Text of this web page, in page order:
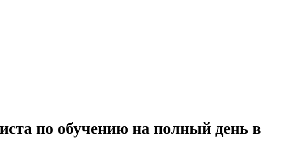
по обучению на полный день в